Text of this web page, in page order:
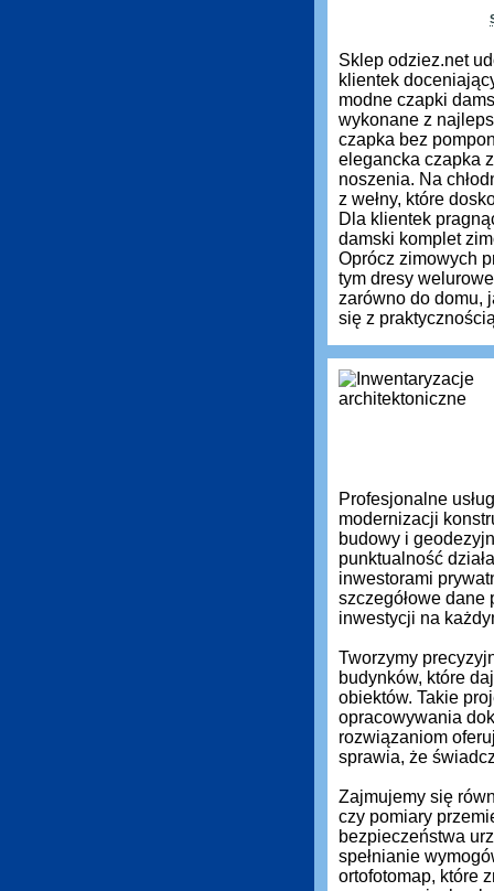
Sklep odziez.net
klientek
modne czapki
wykonane z
czapka bez
elegancka czapka
noszenia. Na
z wełny, które
Dla klientek
damski komplet
Oprócz zimowych
tym dresy
zarówno do domu,
się z
Profesjonalne
modernizacji
budowy i
punktualność
inwestorami
szczegółowe dane
inwestycji na
Tworzymy
budynków, które
obiektów. Takie
opracowywania
rozwiązaniom
sprawia, że
Zajmujemy się
czy pomiary
bezpieczeństwa
spełnianie
ortofotomap, które